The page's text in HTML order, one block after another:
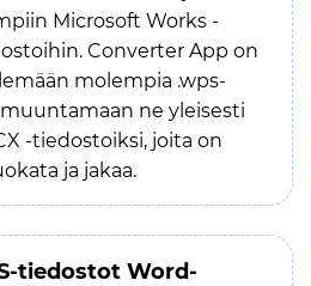
Microsoft Works -
Converter App on
molempia .wps-
ne yleisesti
-tiedostoiksi, joita on
ja jakaa.
tiedostot Word-